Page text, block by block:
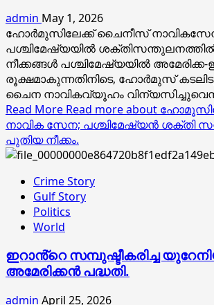
admin May 1, 2026
ഹോർമുസിലേക്ക് ചൈനീസ്
പശ്ചിമേഷ്യയിൽ
നീക്കങ്ങൾ പശ്ചിമേഷ്യയിൽ
രൂക്ഷമാകുന്നതിനിടെ, ഹോർമുസ്
ചൈന നാവികവ്യൂഹം വിന്യസിച്ചുവെന്ന
Read More Read more about
നാവിക സേന; പശ്ചിമേഷ്യൻ ശക്തി
പുതിയ നീക്കം.
Crime Story
Gulf Story
Politics
World
ഇറാൻ്റെ സമ്പുഷ്ടീകരിച്ച
അമേരിക്കൻ പദ്ധതി.
admin April 25, 2026